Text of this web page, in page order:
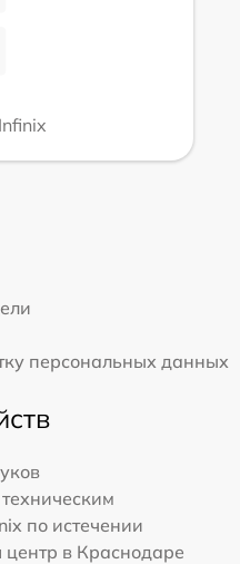
персональных данных
по истечении
в Краснодаре